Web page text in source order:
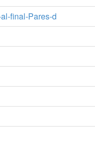
final-Pares-d